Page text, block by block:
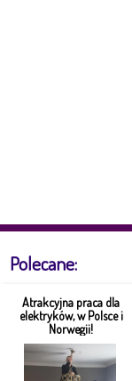
Polecane:
Atrakcyjna praca dla
elektryków, w Polsce i
Norwegii!